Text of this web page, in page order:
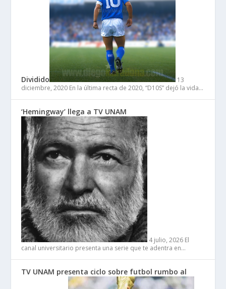
Dividido
13
diciembre, 2020 En la última recta de 2020, “D10S” dejó la vida…
‘Hemingway’ llega a TV UNAM
4 julio, 2026 El
canal universitario presenta una serie que te adentra en…
TV UNAM presenta ciclo sobre futbol rumbo al